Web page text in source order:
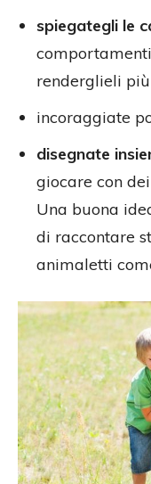
spiegategli le
renderglieli
incoraggiate
disegnate
giocare con
Una buona
di raccontare
animaletti